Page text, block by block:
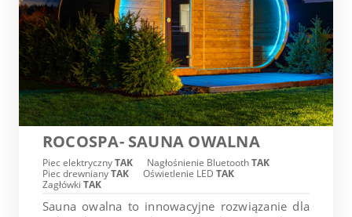
ROCOSPA- SAUNA OWALNA
Piec elektrycznyTAK Nagłośnienie BluetoothTAK
Piec drewnianyTAK Oświetlenie LED TAK
Zagłówki TAK
Sauna owalna to innowacyjne rozwiązanie dla